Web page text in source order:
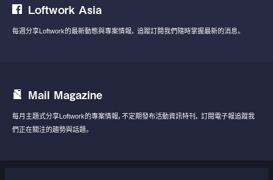
Loftwork Asia
每週分享Loftwork的最新動態與專案情報， 追蹤訂閱我們隨時掌握最新的消息。
Mail Magazine
每月主題式分享Loftwork的專案情報，不定期發布活動資訊特刊， 訂閱電子報追蹤我
們正在關注的趨勢與話題。